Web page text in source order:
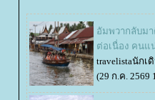
อัมพวากลับม
ต่อเนื่อง คนแ
travelistaนักเ
(29 ก.ค. 2569